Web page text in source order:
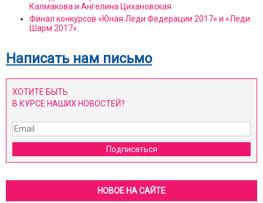
Калмакова и Ангелина Цихановская
Финал конкурсов «Юная Леди Федерации 2017» и «Леди
Шарм 2017».
Написать нам письмо
ХОТИТЕ БЫТЬ
В КУРСЕ НАШИХ НОВОСТЕЙ?
Подписаться
НОВОЕ НА САЙТЕ